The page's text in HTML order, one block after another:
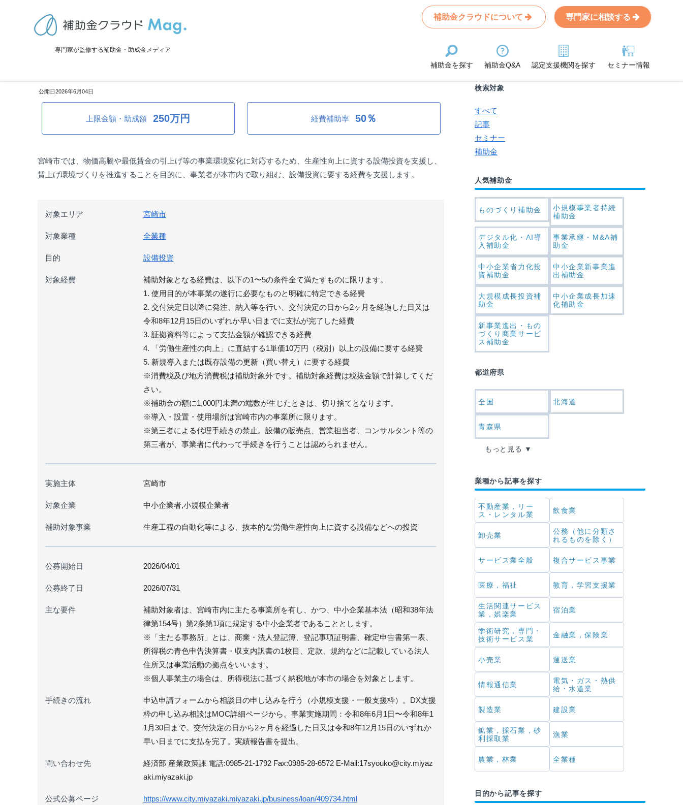
専門家が監修する補助金・助成金メディア
補助金クラウドについて 専門家に相談する
補助金を探す 補助金Q&A 認定支援機関を探す セミナー情報
>補助金・助成金詳細
2026年6月04日
上限金額・助成額 250万円 経費補助率 50％
宮崎市では、物価高騰や最低賃金の引上げ等の事業環境変化に対応するため、生産性向上に資する設備投資を支援し、
賃上げ環境づくりを推進することを目的に、事業者が本市内で取り組む、設備投資に要する経費を支援します。
対象エリア 宮崎市
対象業種 全業種
目的 設備投資
対象経費
補助対象となる経費は、以下の1〜5の条件全て満たすものに限ります。
1. 使用目的が本事業の遂行に必要なものと明確に特定できる経費
2. 交付決定日以降に発注、納入等を行い、交付決定の日から2ヶ月を経過した日又は
令和8年12月15日のいずれか早い日までに支払が完了した経費
3. 証拠資料等によって支払金額が確認できる経費
4. 「労働生産性の向上」に直結する1単価10万円（税別）以上の設備に要する経費
5. 新規導入または既存設備の更新（買い替え）に要する経費
※消費税及び地方消費税は補助対象外です。補助対象経費は税抜金額で計算してくだ
さい。
※補助金の額に1,000円未満の端数が生じたときは、切り捨てとなります。
※導入・設置・使用場所は宮崎市内の事業所に限ります。
※第三者による代理手続きの禁止。設備の販売点、営業担当者、コンサルタント等の
第三者が、事業者に代わって手続きを行うことは認められません。
実施主体 宮崎市
対象企業 中小企業者,小規模企業者
補助対象事業 生産工程の自動化等による、抜本的な労働生産性向上に資する設備などへの投資
公募開始日 2026/04/01
公募終了日 2026/07/31
主な要件
補助対象者は、宮崎市内に主たる事業所を有し、かつ、中小企業基本法（昭和38年法
律第154号）第2条第1項に規定する中小企業者であることとします。
※「主たる事務所」とは、商業・法人登記簿、登記事項証明書、確定申告書第一表、
所得税の青色申告決算書・収支内訳書の1枚目、定款、規約などに記載している法人
住所又は事業活動の拠点をいいます。
※個人事業主の場合は、所得税法に基づく納税地が本市の場合を対象とします。
手続きの流れ
申込申請フォームから相談日の申し込みを行う（小規模支援・一般支援枠）。DX支援
枠の申し込み相談はMOC詳細ページから。事業実施期間：令和8年6月1日〜令和8年1
1月30日まで。交付決定の日から2ヶ月を経過した日又は令和8年12月15日のいずれか
早い日までに支払を完了。実績報告書を提出。
問い合わせ先
経済部 産業政策課 電話:0985-21-1792 Fax:0985-28-6572 E-Mail:17syouko@city.miyaz
aki.miyazaki.jp
公式公募ページ https://www.city.miyazaki.miyazaki.jp/business/loan/409734.html
Search
条件から記事を探す
検索対象
すべて
記事
セミナー
補助金
人気補助金
ものづくり補助金
小規模事業者持続
補助金
デジタル化・AI導
入補助金
事業承継・M&A補
助金
中小企業省力化投
資補助金
中小企業新事業進
出補助金
大規模成長投資補
助金
中小企業成長加速
化補助金
新事業進出・もの
づくり商業サービ
ス補助金
都道府県
全国 北海道
青森県
もっと見る
業種から記事を探す
不動産業，リー
ス・レンタル業
飲食業
卸売業
公務（他に分類さ
れるものを除く）
サービス業全般 複合サービス事業
医療，福祉 教育，学習支援業
生活関連サービス
業，娯楽業
宿泊業
学術研究，専門・
技術サービス業
金融業，保険業
小売業 運送業
情報通信業
電気・ガス・熱供
給・水道業
製造業 建設業
鉱業，採石業，砂
利採取業
漁業
農業，林業 全業種
目的から記事を探す